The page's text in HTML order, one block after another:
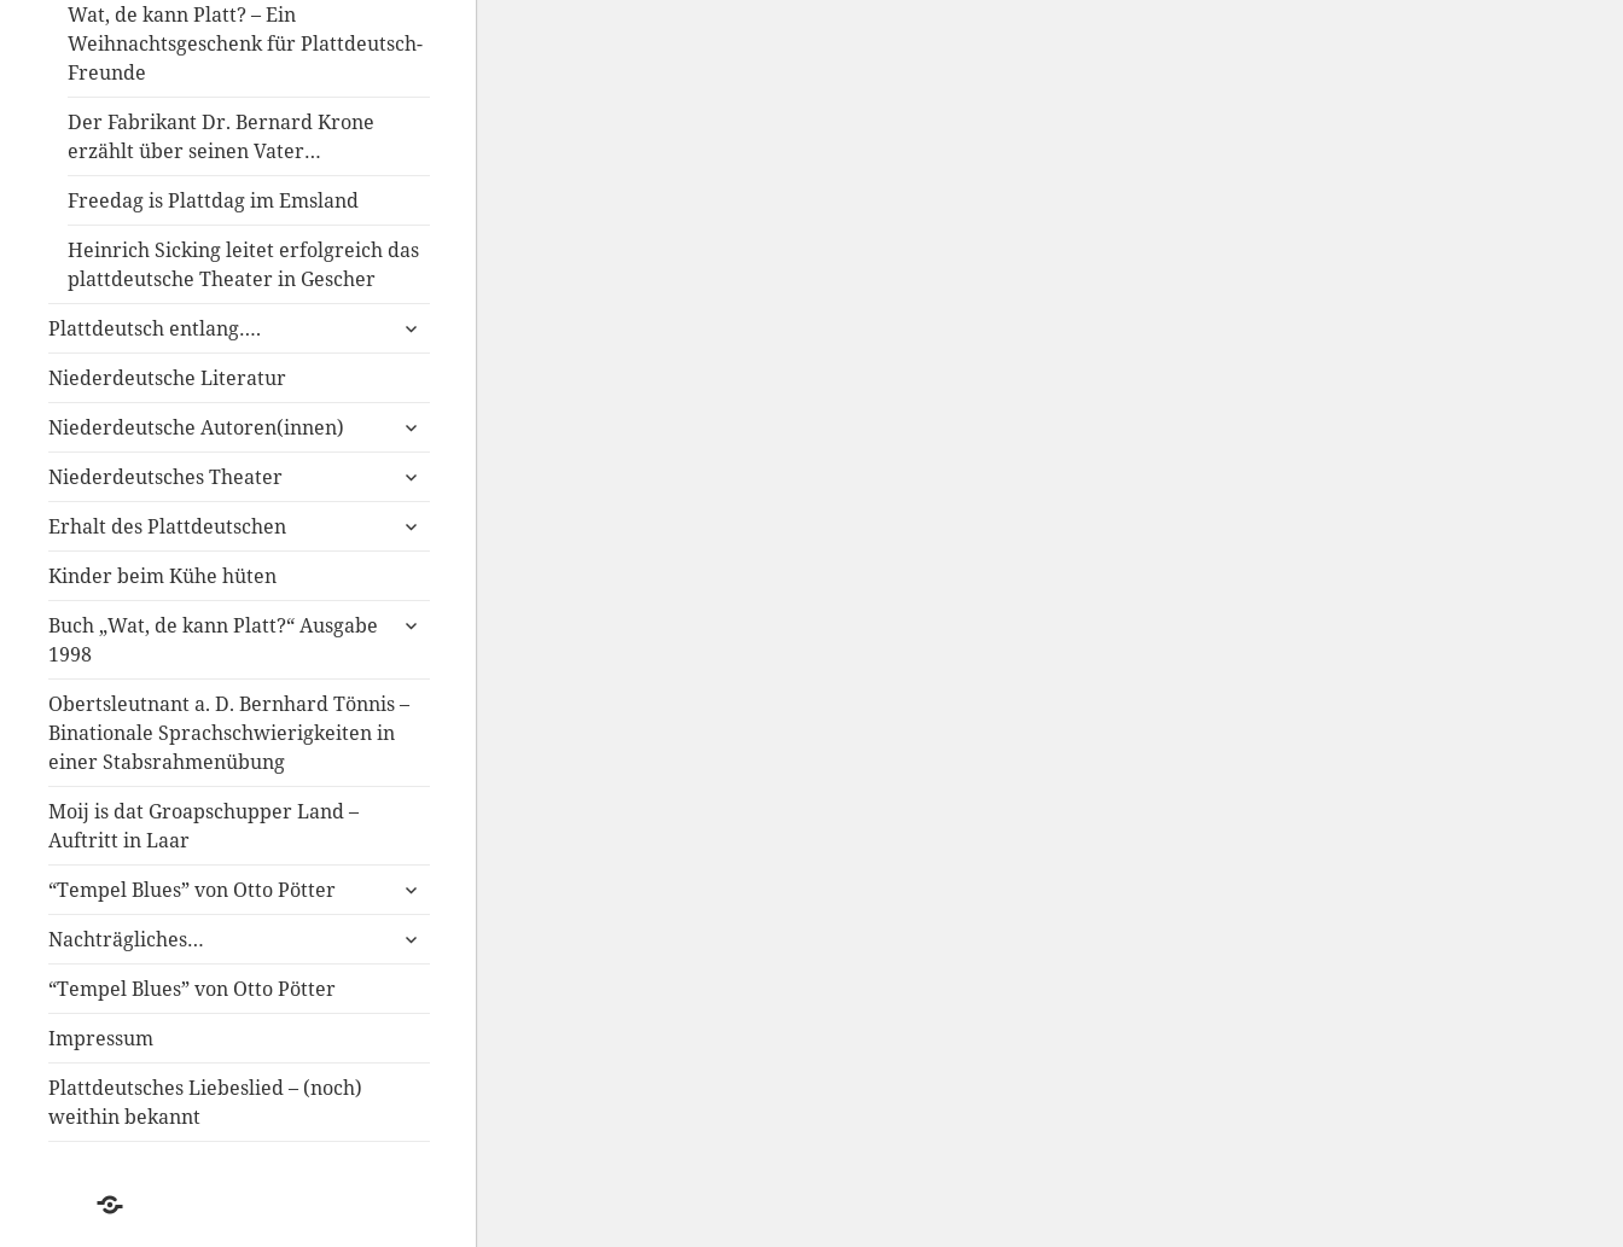
Wat, de kann Platt? – Ein
Weihnachtsgeschenk für Plattdeutsch-
Freunde
Der Fabrikant Dr. Bernard Krone
erzählt über seinen Vater…
Freedag is Plattdag im Emsland
Heinrich Sicking leitet erfolgreich das
plattdeutsche Theater in Gescher
Plattdeutsch entlang….
untermenü
Niederdeutsche Literatur
Niederdeutsche Autoren(innen)
untermenü
Niederdeutsches Theater
untermenü
Erhalt des Plattdeutschen
untermenü
Kinder beim Kühe hüten
Buch „Wat, de kann Platt?“ Ausgabe
1998
untermenü
Obertsleutnant a. D. Bernhard Tönnis –
Binationale Sprachschwierigkeiten in
einer Stabsrahmenübung
Moij is dat Groapschupper Land –
Auftritt in Laar
“Tempel Blues” von Otto Pötter
untermenü
Nachträgliches…
untermenü
“Tempel Blues” von Otto Pötter
Impressum
Plattdeutsches Liebeslied – (noch)
weithin bekannt
Der